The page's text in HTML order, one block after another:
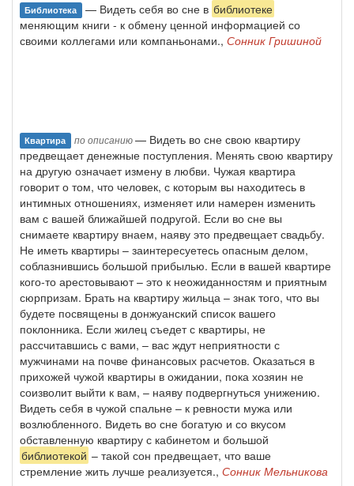
Библиотека — Видеть себя во сне в библиотеке
меняющим книги - к обмену ценной информацией со
своими коллегами или компаньонами., Сонник Гришиной
Квартира по описанию— Видеть во сне свою квартиру
предвещает денежные поступления. Менять свою квартиру
на другую означает измену в любви. Чужая квартира
говорит о том, что человек, с которым вы находитесь в
интимных отношениях, изменяет или намерен изменить
вам с вашей ближайшей подругой. Если во сне вы
снимаете квартиру внаем, наяву это предвещает свадьбу.
Не иметь квартиры – заинтересуетесь опасным делом,
соблазнившись большой прибылью. Если в вашей квартире
кого-то арестовывают – это к неожиданностям и приятным
сюрпризам. Брать на квартиру жильца – знак того, что вы
будете посвящены в донжуанский список вашего
поклонника. Если жилец съедет с квартиры, не
рассчитавшись с вами, – вас ждут неприятности с
мужчинами на почве финансовых расчетов. Оказаться в
прихожей чужой квартиры в ожидании, пока хозяин не
соизволит выйти к вам, – наяву подвергнуться унижению.
Видеть себя в чужой спальне – к ревности мужа или
возлюбленного. Видеть во сне богатую и со вкусом
обставленную квартиру с кабинетом и большой
библиотекой – такой сон предвещает, что ваше
стремление жить лучше реализуется., Сонник Мельникова